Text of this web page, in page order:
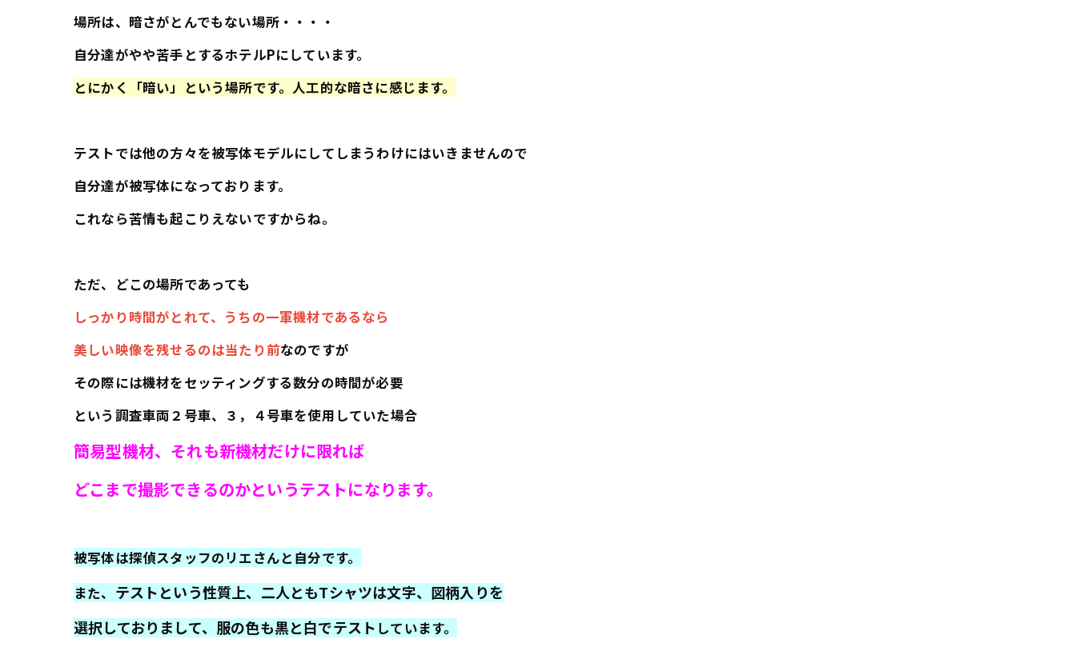
場所は、暗さがとんでもない場所・・・・
自分達がやや苦手とするホテルPにしています。
とにかく「暗い」という場所です。人工的な暗さに感じます。
テストでは他の方々を被写体モデルにしてしまうわけにはいきませんので
自分達が被写体になっております。
これなら苦情も起こりえないですからね。
ただ、どこの場所であっても
しっかり時間がとれて、うちの一軍機材であるなら
美しい映像を残せるのは当たり前なのですが
その際には機材をセッティングする数分の時間が必要
という調査車両２号車、３，４号車を使用していた場合
簡易型機材、それも新機材だけに限れば
どこまで撮影できるのかというテストになります。
被写体は探偵スタッフのリエさんと自分です。
また、 テストという性質上、二人ともTシャツは文字、図柄入りを
選択しておりまして、服の色も黒と白でテスト しています。